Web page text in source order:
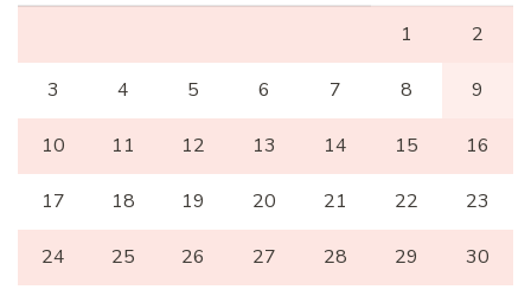
1 2
3 4 5 6 7 8 9
10 11 12 13 14 15 16
17 18 19 20 21 22 23
24 25 26 27 28 29 30